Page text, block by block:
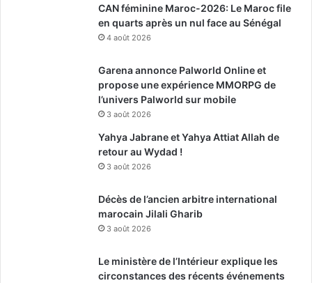
CAN féminine Maroc-2026: Le Maroc file
en quarts après un nul face au Sénégal
4 août 2026
Garena annonce Palworld Online et
propose une expérience MMORPG de
l’univers Palworld sur mobile
3 août 2026
Yahya Jabrane et Yahya Attiat Allah de
retour au Wydad !
3 août 2026
Décès de l’ancien arbitre international
marocain Jilali Gharib
3 août 2026
Le ministère de l’Intérieur explique les
circonstances des récents événements